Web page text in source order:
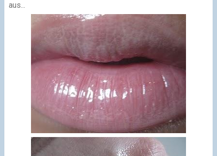
aus...